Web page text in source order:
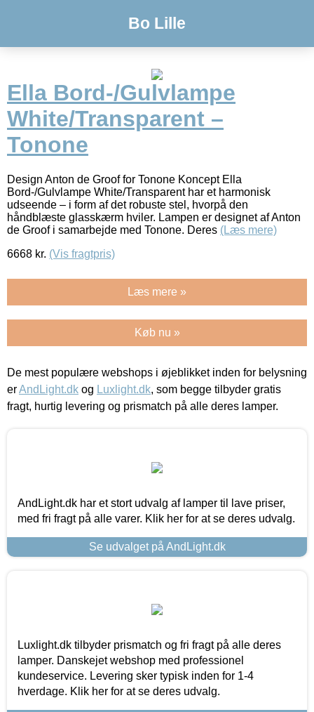
Bo Lille
Ella Bord-/Gulvlampe
White/Transparent –
Tonone
Design Anton de Groof for Tonone Koncept Ella
Bord-/Gulvlampe White/Transparent har et harmonisk
udseende – i form af det robuste stel, hvorpå den
håndblæste glasskærm hviler. Lampen er designet af Anton
de Groof i samarbejde med Tonone. Deres (Læs mere)
6668 kr. (Vis fragtpris)
Læs mere »
Køb nu »
De mest populære webshops i øjeblikket inden for belysning
erAndLight.dk og Luxlight.dk, som begge tilbyder gratis
fragt, hurtig levering og prismatch på alle deres lamper.
AndLight.dk har et stort udvalg af lamper til lave priser,
med fri fragt på alle varer. Klik her for at se deres udvalg.
Se udvalget på AndLight.dk
Luxlight.dk tilbyder prismatch og fri fragt på alle deres
lamper. Danskejet webshop med professionel
kundeservice. Levering sker typisk inden for 1-4
hverdage. Klik her for at se deres udvalg.